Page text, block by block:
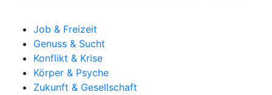
Job & Freizeit
Genuss & Sucht
Konflikt & Krise
Körper & Psyche
Zukunft & Gesellschaft